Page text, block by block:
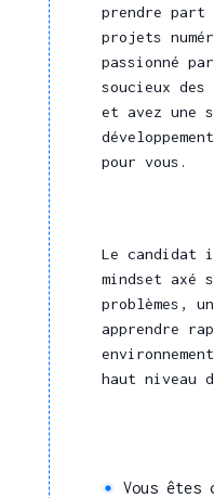
prendre part
projets
passionné
soucieux
et avez une
pour vous.
Le candidat
mindset axé
problèmes,
apprendre
haut niveau
Vous êtes